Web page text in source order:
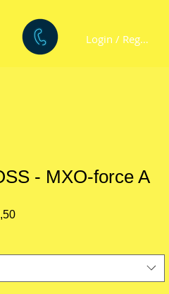
Login / Registre-se
- MXO-force A
Preço